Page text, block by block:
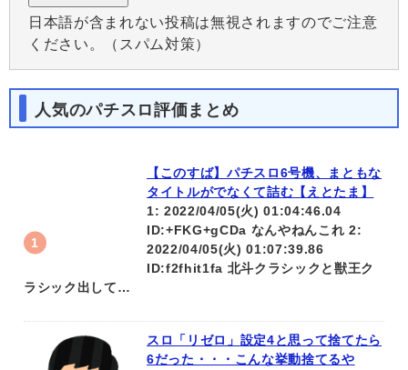
日本語が含まれない投稿は無視されますのでご注意
ください。（スパム対策）
人気のパチスロ評価まとめ
【このすば】パチスロ6号機、まともな
タイトルがでなくて詰む【えとたま】
1: 2022/04/05(火) 01:04:46.04
ID:+FKG+gCDa なんやねんこれ 2:
2022/04/05(火) 01:07:39.86
ID:f2fhit1fa 北斗クラシックと獣王ク
ラシック出して…
スロ「リゼロ」設定4と思って捨てたら
6だった・・・こんな挙動捨てるや